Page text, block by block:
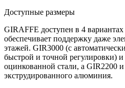
Доступные размеры
GIRAFFE доступен в 4
обеспечивает поддержку даже
этажей. GIR3000 (с
быстрой и точной регулировки)
оцинкованной стали, а GIR2200
экструдированного алюминия.